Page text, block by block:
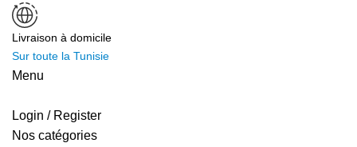
Livraison à domicile
Sur toute la Tunisie
Menu
Login / Register
Nos catégories